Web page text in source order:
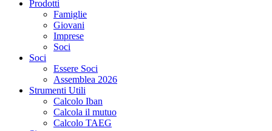
Prodotti
Famiglie
Giovani
Imprese
Soci
Soci
Essere Soci
Assemblea 2026
Strumenti Utili
Calcolo Iban
Calcola il mutuo
Calcolo TAEG